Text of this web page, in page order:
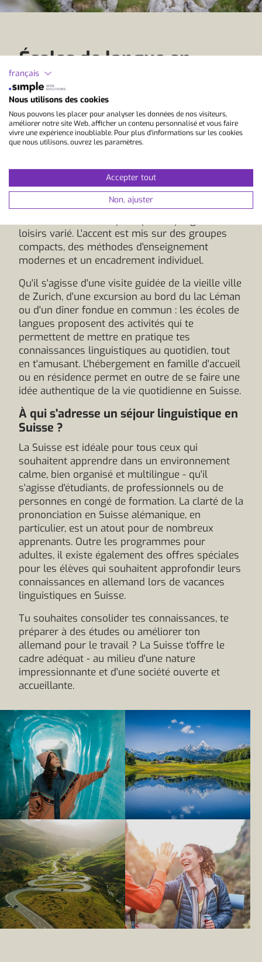
Écoles de langue en
Suisse pour juniors et
adultes
Apprendre l'allemand en Suisse, c'est bien plus
C'est s'immerger dans un pays qui offre une
qualité de vie élevée, une grande sécurité et une
culture diversifiée. L'enseignement dans nos
écoles partenaires est proche de la pratique,
loisirs varié. L'accent est mis sur des groupes
compacts, des méthodes d'enseignement
modernes et un encadrement individuel.
Qu'il s'agisse d'une visite guidée de la vieille ville
de Zurich, d'une excursion au bord du lac Léman
ou d'un dîner fondue en commun : les écoles de
langues proposent des activités qui te
permettent de mettre en pratique tes
connaissances linguistiques au quotidien, tout
en t'amusant. L'hébergement en famille d'accueil
ou en résidence permet en outre de se faire une
idée authentique de la vie quotidienne en Suisse.
À qui s'adresse un séjour linguistique en
Suisse ?
La Suisse est idéale pour tous ceux qui
souhaitent apprendre dans un environnement
calme, bien organisé et multilingue - qu'il
s'agisse d'étudiants, de professionnels ou de
personnes en congé de formation. La clarté de la
prononciation en Suisse alémanique, en
particulier, est un atout pour de nombreux
apprenants. Outre les programmes pour
adultes, il existe également des offres spéciales
pour les élèves qui souhaitent approfondir leurs
connaissances en allemand lors de vacances
linguistiques en Suisse.
Tu souhaites consolider tes connaissances, te
préparer à des études ou améliorer ton
allemand pour le travail ? La Suisse t'offre le
cadre adéquat - au milieu d'une nature
impressionnante et d'une société ouverte et
accueillante.
français
Nous utilisons des cookies
Nous pouvons les placer pour analyser les données de nos visiteurs,
améliorer notre site Web, afficher un contenu personnalisé et vous faire
vivre une expérience inoubliable. Pour plus d'informations sur les cookies
que nous utilisons, ouvrez les paramètres.
Accepter tout
Non, ajuster